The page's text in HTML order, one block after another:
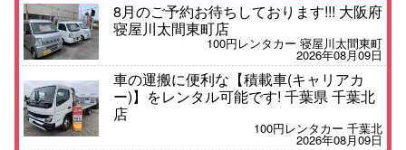
8月のご予約お待ちしております!!! 大阪府
寝屋川太間東町店
100円レンタカー 寝屋川太間東町
2026年08月09日
車の運搬に便利な【積載車(キャリアカ
ー)】をレンタル可能です! 千葉県 千葉北
店
100円レンタカー 千葉北
2026年08月09日